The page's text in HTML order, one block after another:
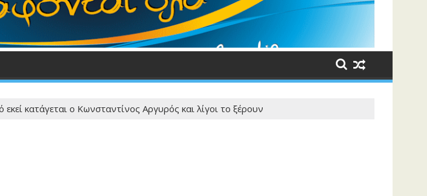
κατάγεται ο Κωνσταντίνος Αργυρός και λίγοι το ξέρουν